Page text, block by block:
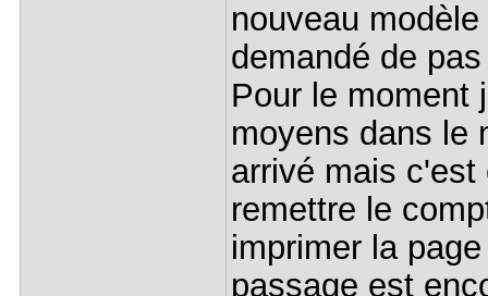
nouveau
demandé de
Pour le moment
moyens dans le
arrivé mais c'est
remettre le
imprimer la
passage est